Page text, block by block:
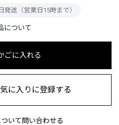
ごに入れる
いて問い合わせる
に入りに登録する
発送（営業日15時まで）
について